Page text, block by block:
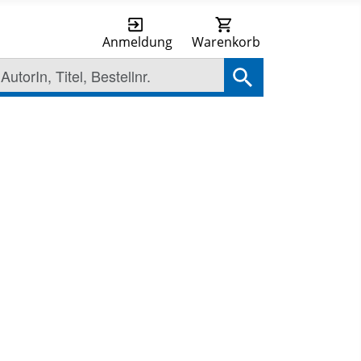
Anmeldung Warenkorb